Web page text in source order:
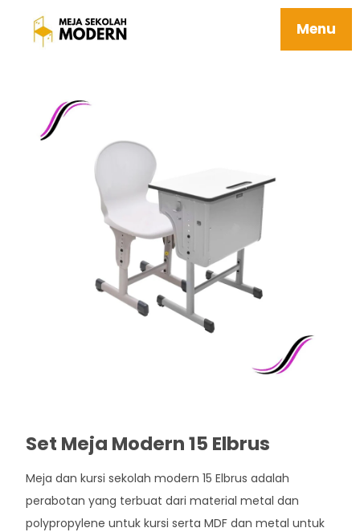
Menu
Meja Siswa Sd Tersedia Ukuran Smp Sma
Berkualitas 15 Elbrus
Set Meja Modern 15 Elbrus
Meja dan kursi sekolah modern 15 Elbrus adalah
perabotan yang terbuat dari material metal dan
polypropylene untuk kursi serta MDF dan metal untuk